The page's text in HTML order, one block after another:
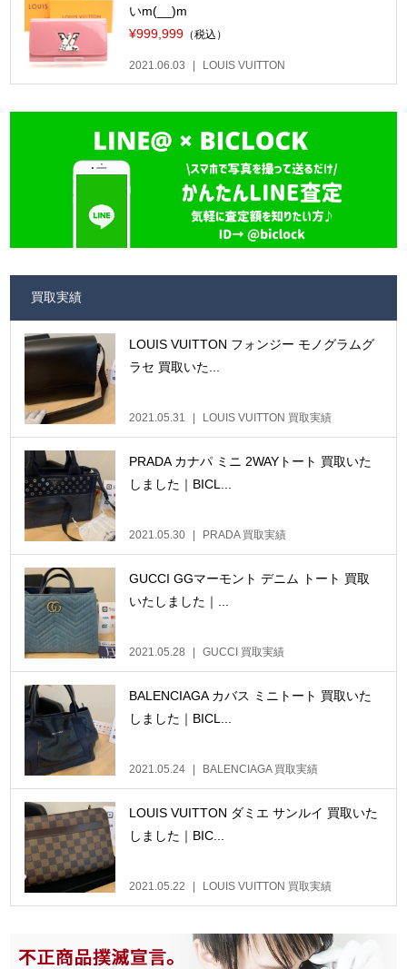
いm(__)m
¥999,999 （税込）
2021.06.03 LOUIS VUITTON
買取実績
LOUIS VUITTON フォンジー モノグラムグ
ラセ 買取いた...
2021.05.31 LOUIS VUITTON 買取実績
PRADA カナパ ミニ 2WAYトート 買取いた
しました｜BICL...
2021.05.30 PRADA 買取実績
GUCCI GGマーモント デニム トート 買取
いたしました｜...
2021.05.28 GUCCI 買取実績
BALENCIAGA カバス ミニトート 買取いた
しました｜BICL...
2021.05.24 BALENCIAGA 買取実績
LOUIS VUITTON ダミエ サンルイ 買取いた
しました｜BIC...
2021.05.22 LOUIS VUITTON 買取実績